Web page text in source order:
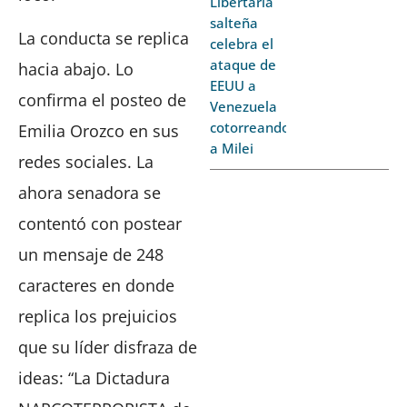
La conducta se replica
hacia abajo. Lo
confirma el posteo de
Emilia Orozco en sus
redes sociales. La
ahora senadora se
contentó con postear
un mensaje de 248
caracteres en donde
replica los prejuicios
que su líder disfraza de
ideas: “La Dictadura
salteña
celebra el
ataque de
EEUU a
Venezuela
cotorreando
a Milei